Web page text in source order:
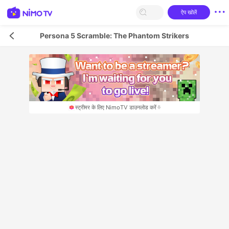
ऐप खोलें
Persona 5 Scramble: The Phantom Strikers
स्‍ट्रीमर के लिए NimoTV डाउनलोड करें